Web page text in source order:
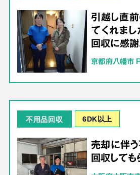
引越し直
てくれまし
回収に感謝
京都府八幡市
不用品回収 6DK以上
売却に伴
回収しても